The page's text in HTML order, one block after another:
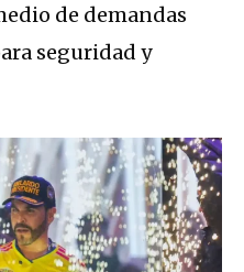
de demandas
seguridad y